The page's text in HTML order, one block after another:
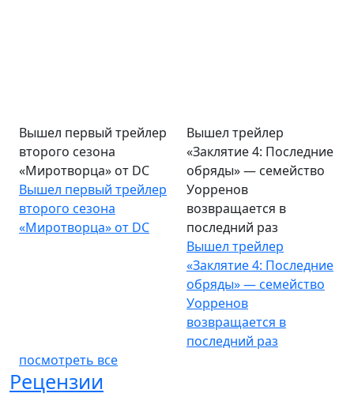
Вышел первый трейлер
второго сезона
«Миротворца» от DC
Вышел первый трейлер
второго сезона
«Миротворца» от DC
Вышел трейлер
«Заклятие 4: Последние
обряды» — семейство
Уорренов
возвращается в
последний раз
Вышел трейлер
«Заклятие 4: Последние
обряды» — семейство
Уорренов
возвращается в
последний раз
посмотреть все
Рецензии